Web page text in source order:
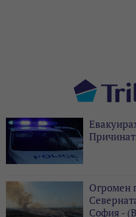
Огромен
София -